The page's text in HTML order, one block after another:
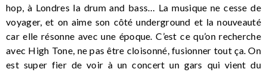
hop, à Londres la drum and bass… La musique ne cesse de
voyager, et on aime son côté underground et la nouveauté
car elle résonne avec une époque. C’est ce qu’on recherche
avec High Tone, ne pas être cloisonné, fusionner tout ça. On
est super fier de voir à un concert un gars qui vient du